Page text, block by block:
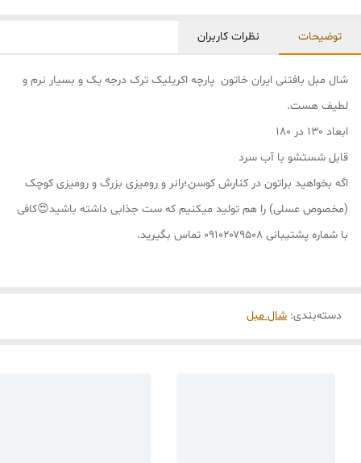
توضیحات نظرات کاربران
شال مبل بافتنی ایران خاتون پارچه اکریلیک ترک درجه یک و بسیار نرم و
لطیف هست.
ابعاد ۱۳۰ در ۱۸۰
قابل شستشو با آب سرد
اگه بخواهید براتون در کنارش کوسن؛رانر و رومیزی بزرگ و رومیزی کوچک
(مخصوص عسلی) را هم تولید میکنیم که ست جذابی داشته باشید😍کافی
با شماره پشتیبانی ۰۹۱۰۲۰۷۹۵۰۸ تماس بگیرید.
دسته‌بندی: شال مبل